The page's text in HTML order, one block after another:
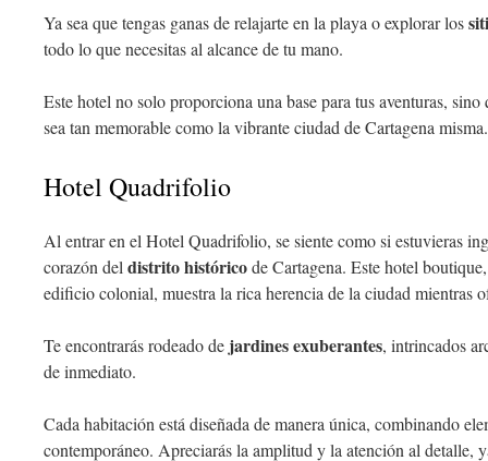
Ya sea que tengas ganas de relajarte en la playa o explorar los
todo lo que necesitas al alcance de tu mano.
Este hotel no solo proporciona una base para tus aventuras,
sea tan memorable como la vibrante ciudad de Cartagena misma.
Hotel Quadrifolio
Al entrar en el Hotel Quadrifolio, se siente como si estuvieras
corazón del distrito históricode Cartagena. Este hotel
edificio colonial, muestra la rica herencia de la ciudad mientras
Te encontrarás rodeado de jardines exuberantes, intrincados
de inmediato.
Cada habitación está diseñada de manera única, combinando
contemporáneo. Apreciarás la amplitud y la atención al detalle,